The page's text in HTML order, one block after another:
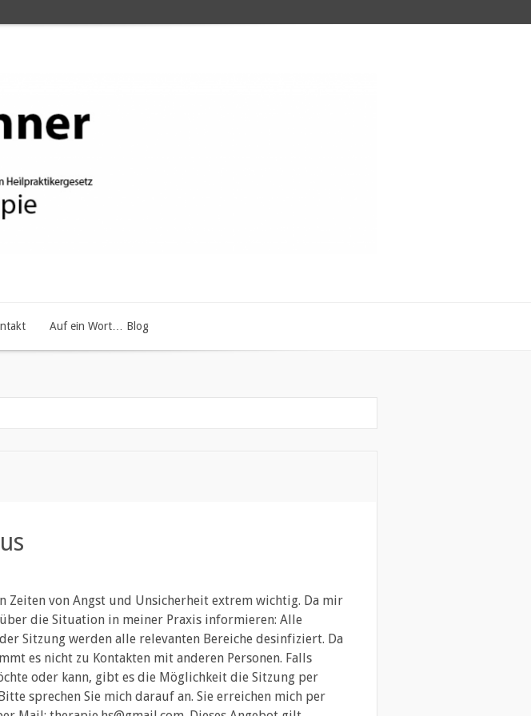
Auf ein Wort… Blog
Zeiten von Angst und Unsicherheit extrem wichtig. Da mir
die Situation in meiner Praxis informieren: Alle
Sitzung werden alle relevanten Bereiche desinfiziert. Da
es nicht zu Kontakten mit anderen Personen. Falls
oder kann, gibt es die Möglichkeit die Sitzung per
sprechen Sie mich darauf an. Sie erreichen mich per